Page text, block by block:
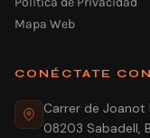
Mapa Web
CONÉCTATE
Carrer de Joanot
08203 Sabadell,